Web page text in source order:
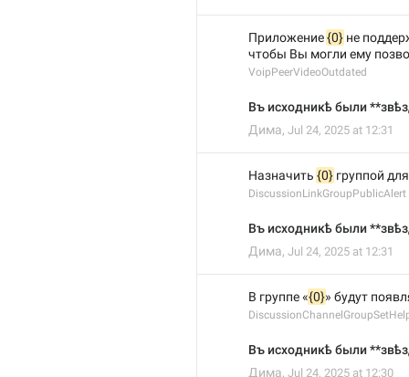
Приложение {0} не
чтобы Вы могли ему
VoipPeerVideoOutdated
Въ исходникѣ были
Дима, Jul 24, 2025 at 12:31
Назначить {0} группой
DiscussionLinkGroupPublicAlert
Въ исходникѣ были
Дима, Jul 24, 2025 at 12:31
В группе «{0}» будут
Въ исходникѣ были
Дима, Jul 24, 2025 at 12:30